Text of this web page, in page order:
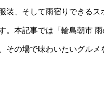
装、そして雨宿りできる
。本記事では「輪島朝市
の場で味わいたいグルメ